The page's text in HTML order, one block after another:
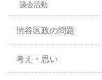
議会活動
渋谷区政の問題
考え・思い